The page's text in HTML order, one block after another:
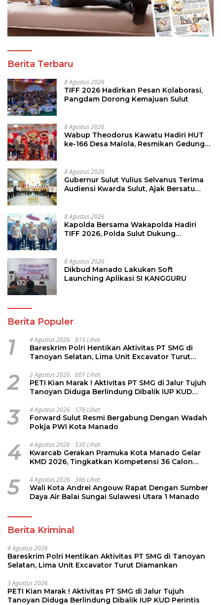
Berita Terbaru
8 Agustus 2026
TIFF 2026 Hadirkan Pesan Kolaborasi,
Pangdam Dorong Kemajuan Sulut
8 Agustus 2026
Wabup Theodorus Kawatu Hadiri HUT
ke-166 Desa Malola, Resmikan Gedung
8 Agustus 2026
Gubernur Sulut Yulius Selvanus Terima
Audiensi Kwarda Sulut, Ajak Bersatu
8 Agustus 2026
Kapolda Bersama Wakapolda Hadiri
TIFF 2026, Polda Sulut Dukung
8 Agustus 2026
Dikbud Manado Lakukan Soft
Launching Aplikasi SI KANGGURU
Berita Populer
1 4 Agustus 2026 815 Lihat
Bareskrim Polri Hentikan Aktivitas PT SMG di
Tanoyan Selatan, Lima Unit Excavator Turut
2 3 Agustus 2026 601 Lihat
PETI Kian Marak ! Aktivitas PT SMG di Jalur Tujuh
Tanoyan Diduga Berlindung Dibalik IUP KUD
3 4 Agustus 2026 576 Lihat
Forward Sulut Resmi Bergabung Dengan Wadah
Pokja PWI Kota Manado
4 4 Agustus 2026 530 Lihat
Kwarcab Gerakan Pramuka Kota Manado Gelar
KMD 2026, Tingkatkan Kompetensi 36 Calon
5 4 Agustus 2026 386 Lihat
Wali Kota Andrei Angouw Rapat Dengan Sumber
Daya Air Balai Sungai Sulawesi Utara 1 Manado
Berita Kriminal
4 Agustus 2026
Bareskrim Polri Hentikan Aktivitas PT SMG di Tanoyan
Selatan, Lima Unit Excavator Turut Diamankan
3 Agustus 2026
PETI Kian Marak ! Aktivitas PT SMG di Jalur Tujuh
Tanoyan Diduga Berlindung Dibalik IUP KUD Perintis